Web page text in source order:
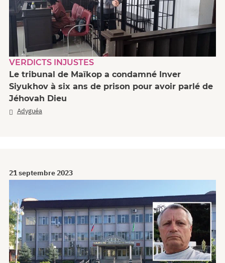
VERDICTS INJUSTES
Le tribunal de Maïkop a condamné Inver
Siyukhov à six ans de prison pour avoir parlé de
Jéhovah Dieu
Adyguéa
21 septembre 2023